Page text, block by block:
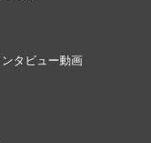
タビュー動画